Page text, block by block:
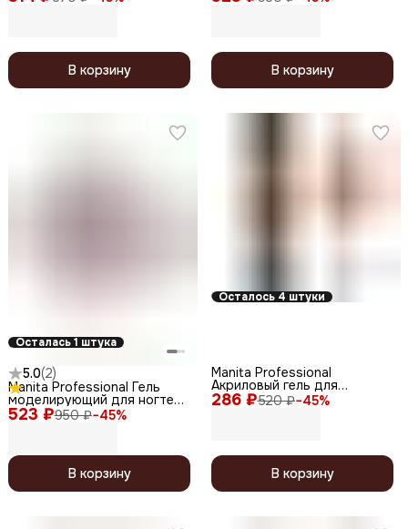
В корзину В корзину
Осталась 1 штука
5.0(2)
523 ₽950 ₽−45%
Manita Professional Гель
моделирующий для ногтей
№8, 50 мл
В корзину
Осталось 4 штуки
286 ₽520 ₽−45%
Manita Professional
Акриловый гель для
моделирования ногтей
№08, 15 мл
В корзину